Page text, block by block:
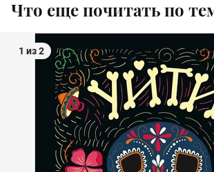
Что еще почитать по
1 из 2